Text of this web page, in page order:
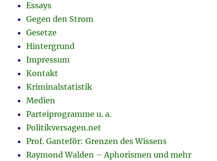
Essays
Gegen den Strom
Gesetze
Hintergrund
Impressum
Kontakt
Kriminalstatistik
Medien
Parteiprogramme u. a.
Politikversagen.net
Prof. Ganteför: Grenzen des Wissens
Raymond Walden – Aphorismen und mehr